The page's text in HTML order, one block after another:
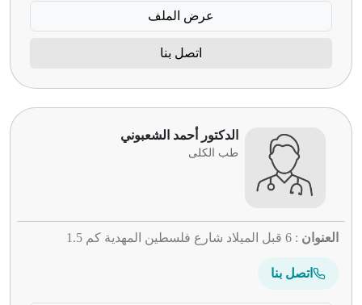
عرض الملف
اتصل بنا
الدكتور أحمد الشعبوني
طب الكلى
العنوان : 6 قبل الميلاد شارع فلسطين المهدية كم 1.5
اتصل بنا